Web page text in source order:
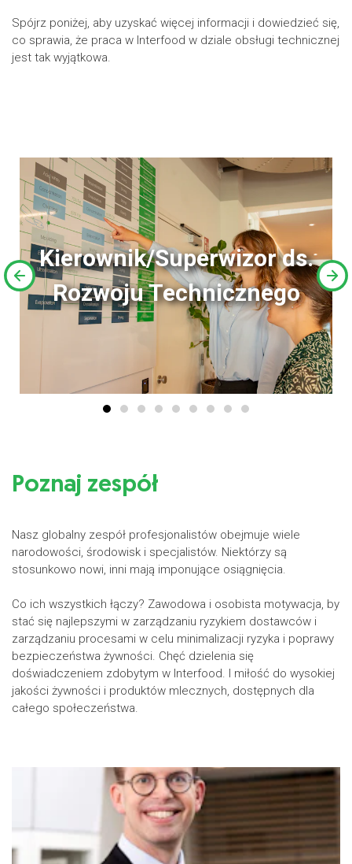
Spójrz poniżej, aby uzyskać więcej informacji i dowiedzieć się,
co sprawia, że praca w Interfood w dziale obsługi technicznej
jest tak wyjątkowa.
Kierownik/Superwizor ds.
Rozwoju Technicznego
Poznaj zespół
Nasz globalny zespół profesjonalistów obejmuje wiele
narodowości, środowisk i specjalistów. Niektórzy są
stosunkowo nowi, inni mają imponujące osiągnięcia.
Co ich wszystkich łączy? Zawodowa i osobista motywacja, by
stać się najlepszymi w zarządzaniu ryzykiem dostawców i
zarządzaniu procesami w celu minimalizacji ryzyka i poprawy
bezpieczeństwa żywności. Chęć dzielenia się
doświadczeniem zdobytym w Interfood. I miłość do wysokiej
jakości żywności i produktów mlecznych, dostępnych dla
całego społeczeństwa.